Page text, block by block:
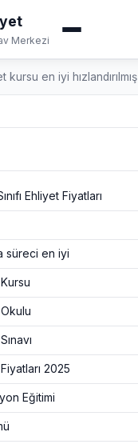
Merkezi
en iyi hızlandırılmış
Ehliyet Fiyatları
süreci en iyi
2025
Eğitimi